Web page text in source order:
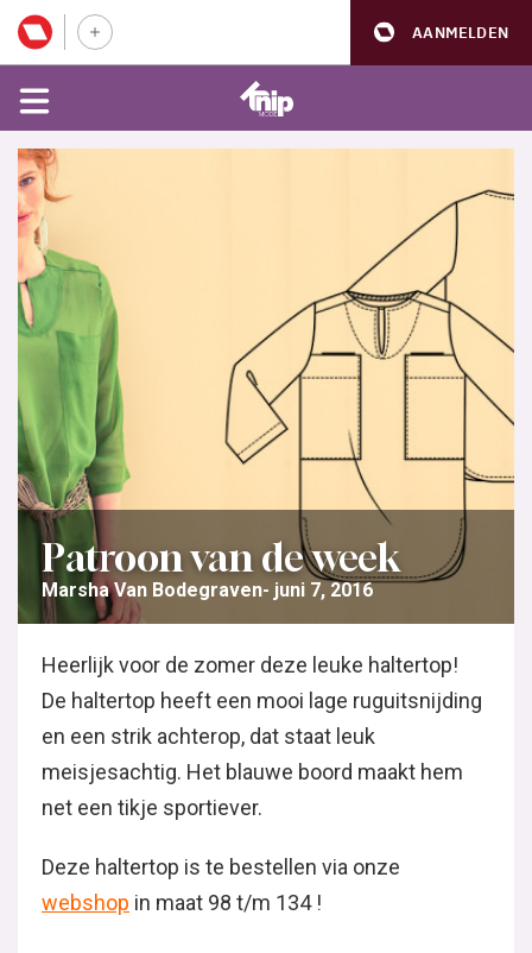
AANMELDEN
Patroon van de week
Marsha Van Bodegraven juni 7, 2016
Heerlijk voor de zomer deze leuke haltertop!
De haltertop heeft een mooi lage ruguitsnijding
en een strik achterop, dat staat leuk
meisjesachtig. Het blauwe boord maakt hem
net een tikje sportiever.
Deze haltertop is te bestellen via onze
webshop in maat 98 t/m 134 !